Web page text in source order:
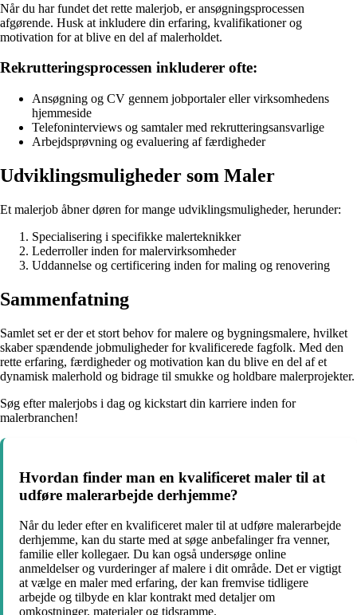
Når du har fundet det rette malerjob, er ansøgningsprocessen
afgørende. Husk at inkludere din erfaring, kvalifikationer og
motivation for at blive en del af malerholdet.
Rekrutteringsprocessen inkluderer ofte:
Ansøgning og CV gennem jobportaler eller virksomhedens
hjemmeside
Telefoninterviews og samtaler med rekrutteringsansvarlige
Arbejdsprøvning og evaluering af færdigheder
Udviklingsmuligheder som Maler
Et malerjob åbner døren for mange udviklingsmuligheder, herunder:
Specialisering i specifikke malerteknikker
Lederroller inden for malervirksomheder
Uddannelse og certificering inden for maling og renovering
Sammenfatning
Samlet set er der et stort behov for malere og bygningsmalere, hvilket
skaber spændende jobmuligheder for kvalificerede fagfolk. Med den
rette erfaring, færdigheder og motivation kan du blive en del af et
dynamisk malerhold og bidrage til smukke og holdbare malerprojekter.
Søg efter malerjobs i dag og kickstart din karriere inden for
malerbranchen!
Hvordan finder man en kvalificeret maler til at
udføre malerarbejde derhjemme?
Når du leder efter en kvalificeret maler til at udføre malerarbejde
derhjemme, kan du starte med at søge anbefalinger fra venner,
familie eller kollegaer. Du kan også undersøge online
anmeldelser og vurderinger af malere i dit område. Det er vigtigt
at vælge en maler med erfaring, der kan fremvise tidligere
arbejde og tilbyde en klar kontrakt med detaljer om
omkostninger, materialer og tidsramme.